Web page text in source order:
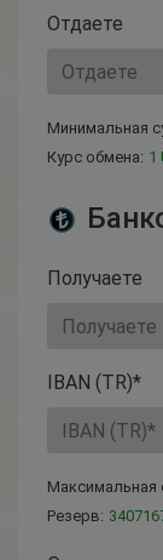
Отдаете
Минимальная
Курс обмена: 1
Получаете
IBAN (TR)*
Максимальная
Резерв: